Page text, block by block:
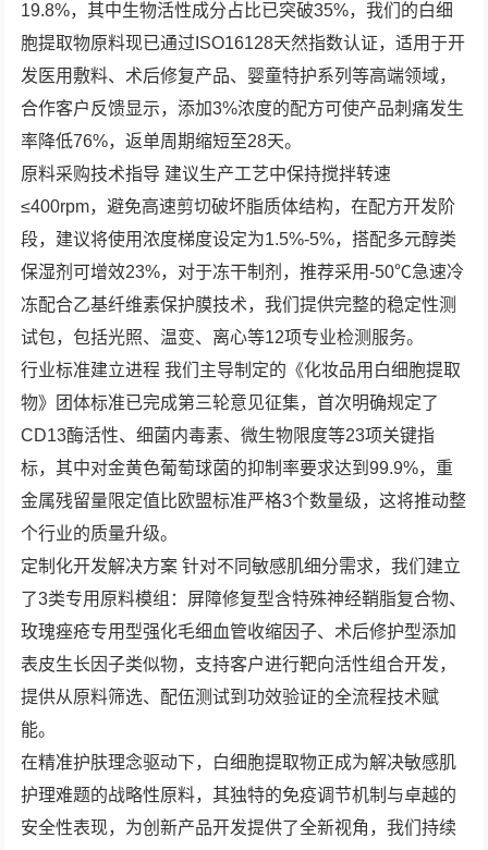
19.8%，其中生物活性成分占比已突破35%，我们的白细
胞提取物原料现已通过ISO16128天然指数认证，适用于开
发医用敷料、术后修复产品、婴童特护系列等高端领域，
合作客户反馈显示，添加3%浓度的配方可使产品刺痛发生
率降低76%，返单周期缩短至28天。
原料采购技术指导 建议生产工艺中保持搅拌转速
≤400rpm，避免高速剪切破坏脂质体结构，在配方开发阶
段，建议将使用浓度梯度设定为1.5%-5%，搭配多元醇类
保湿剂可增效23%，对于冻干制剂，推荐采用-50℃急速冷
冻配合乙基纤维素保护膜技术，我们提供完整的稳定性测
试包，包括光照、温变、离心等12项专业检测服务。
行业标准建立进程 我们主导制定的《化妆品用白细胞提取
物》团体标准已完成第三轮意见征集，首次明确规定了
CD13酶活性、细菌内毒素、微生物限度等23项关键指
标，其中对金黄色葡萄球菌的抑制率要求达到99.9%，重
金属残留量限定值比欧盟标准严格3个数量级，这将推动整
个行业的质量升级。
定制化开发解决方案 针对不同敏感肌细分需求，我们建立
了3类专用原料模组：屏障修复型含特殊神经鞘脂复合物、
玫瑰痤疮专用型强化毛细血管收缩因子、术后修护型添加
表皮生长因子类似物，支持客户进行靶向活性组合开发，
提供从原料筛选、配伍测试到功效验证的全流程技术赋
能。
在精准护肤理念驱动下，白细胞提取物正成为解决敏感肌
护理难题的战略性原料，其独特的免疫调节机制与卓越的
安全性表现，为创新产品开发提供了全新视角，我们持续